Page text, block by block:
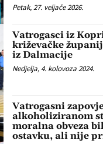
Petak, 27. veljače 2026.
Vatrogasci iz
križevačke
iz Dalmacije
Nedjelja, 4. kolovoza 2024.
Vatrogasni
alkoholiziranom
moralna obveza
ostavku, ali nije